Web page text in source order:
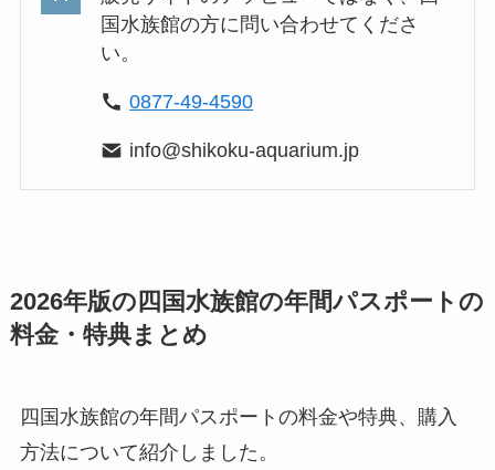
国水族館の方に問い合わせてくださ
い。
0877-49-4590
info@shikoku-aquarium.jp
2026年版の四国水族館の年間パスポートの
料金・特典まとめ
四国水族館の年間パスポートの料金や特典、購入
方法について紹介しました。